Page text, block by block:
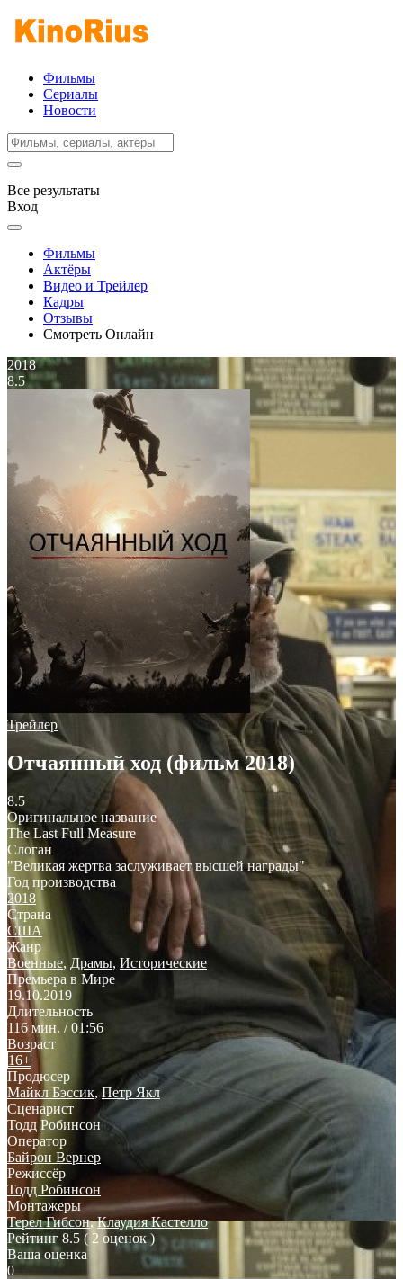
Фильмы
Сериалы
Новости
Все результаты
Вход
Фильмы
Актёры
Видео и Трейлер
Кадры
Отзывы
Смотреть Онлайн
2018
8.5
Трейлер
Отчаянный ход (фильм 2018)
8.5
Оригинальное название
The Last Full Measure
Слоган
"Великая жертва заслуживает высшей награды"
Год производства
2018
Страна
США
Жанр
Военные, Драмы, Исторические
Премьера в Мире
19.10.2019
Длительность
116 мин. / 01:56
Возраст
16+
Продюсер
Майкл Бэссик,Петр Якл
Сценарист
Тодд Робинсон
Оператор
Байрон Вернер
Режиссёр
Тодд Робинсон
Монтажеры
Терел Гибсон,Клаудия Кастелло
Рейтинг 8.5 ( 2 оценок )
Ваша оценка
0